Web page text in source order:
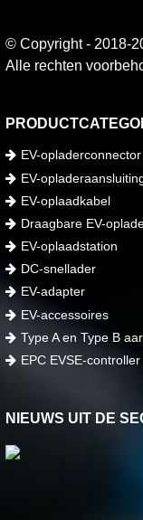
© Copyright - 2018-
Alle rechten
EV-opladerconnector
EV-
EV-oplaadkabel
Draagbare EV-
EV-oplaadstation
DC-snellader
EV-adapter
EV-accessoires
Type A en Type B
EPC EVSE-controller
NIEUWS UIT DE